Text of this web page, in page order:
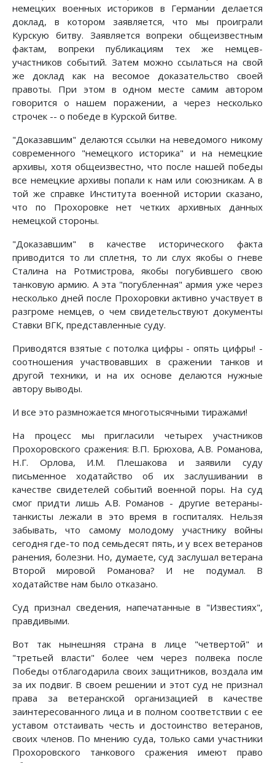
немецких военных историков в Германии делается
доклад, в котором заявляется, что мы проиграли
Курскую битву. Заявляется вопреки общеизвестным
фактам, вопреки публикациям тех же немцев-
участников событий. Затем можно ссылаться на свой
же доклад как на весомое доказательство своей
правоты. При этом в одном месте самим автором
говорится о нашем поражении, а через несколько
строчек -- о победе в Курской битве.
"Доказавшим" делаются ссылки на неведомого никому
современного "немецкого историка" и на немецкие
архивы, хотя общеизвестно, что после нашей победы
все немецкие архивы попали к нам или союзникам. А в
той же справке Института военной истории сказано,
что по Прохоровке нет четких архивных данных
немецкой стороны.
"Доказавшим" в качестве исторического факта
приводится то ли сплетня, то ли слух якобы о гневе
Сталина на Ротмистрова, якобы погубившего свою
танковую армию. А эта "погубленная" армия уже через
несколько дней после Прохоровки активно участвует в
разгроме немцев, о чем свидетельствуют документы
Ставки ВГК, представленные суду.
Приводятся взятые с потолка цифры - опять цифры! -
соотношения участвовавших в сражении танков и
другой техники, и на их основе делаются нужные
автору выводы.
И все это размножается многотысячными тиражами!
На процесс мы пригласили четырех участников
Прохоровского сражения: В.П. Брюхова, А.В. Романова,
Н.Г. Орлова, И.М. Плешакова и заявили суду
письменное ходатайство об их заслушивании в
качестве свидетелей событий военной поры. На суд
смог придти лишь А.В. Романов - другие ветераны-
танкисты лежали в это время в госпиталях. Нельзя
забывать, что самому молодому участнику войны
сегодня где-то под семьдесят пять, и у всех ветеранов
ранения, болезни. Но, думаете, суд заслушал ветерана
Второй мировой Романова? И не подумал. В
ходатайстве нам было отказано.
Суд признал сведения, напечатанные в "Известиях",
правдивыми.
Вот так нынешняя страна в лице "четвертой" и
"третьей власти" более чем через полвека после
Победы отблагодарила своих защитников, воздала им
за их подвиг. В своем решении и этот суд не признал
права за ветеранской организацией в качестве
заинтересованного лица и в полном соответствии с ее
уставом отстаивать честь и достоинство ветеранов,
своих членов. По мнению суда, только сами участники
Прохоровского танкового сражения имеют право